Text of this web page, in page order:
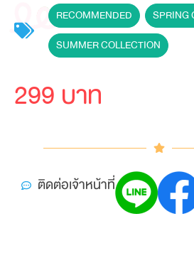
RECOMMENDED SPRING
SUMMER COLLECTION
299 บาท
ติดต่อเจ้าหน้าที่